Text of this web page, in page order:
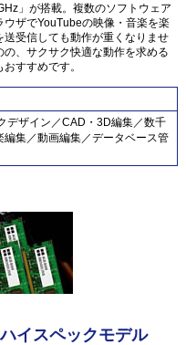
」が搭載。複数のソフトウェア
ザでYouTubeの映像・音楽を楽
受信しても動作が重くなりませ
、サクサク快適な動作を求める
すすめです。
デザイン／CAD・3D編集／数千
集／動画編集／データベース管
イスペックモデル